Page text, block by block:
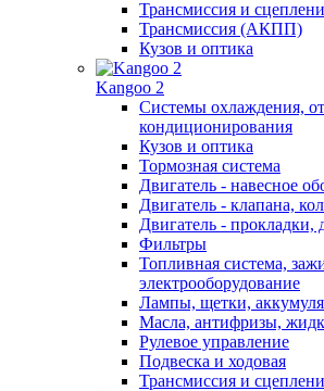
Трансмиссия и
Трансмиссия (АКПП)
Кузов и оптика
Kangoo 2
Системы охлаждения,
кондиционирования
Кузов и оптика
Тормозная система
Двигатель - навесное
Двигатель - клапана,
Двигатель - прокладки,
Фильтры
Топливная система,
электрооборудование
Лампы, щетки,
Масла, антифризы,
Рулевое управление
Подвеска и ходовая
Трансмиссия и